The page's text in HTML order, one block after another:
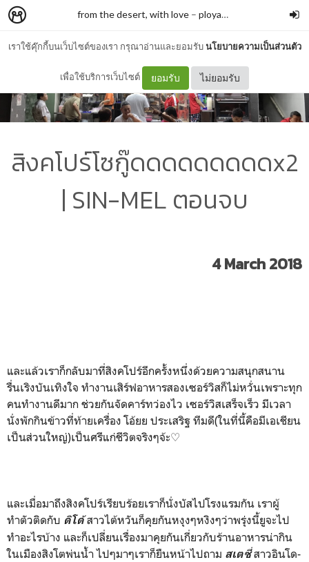
เราใช้คุ๊กกี้บนเว็บไซต์ของเรา กรุณาอ่านและยอมรับนโยบายความเป็นส่วนตัว
เพื่อใช้บริการเว็บไซต์ ยอมรับ ไม่ยอมรับ
from the desert, with love – ployapha.j
สิงคโปร์โซกู๊ดดดดดดดดดx2
| SIN-MEL ตอนจบ
4 March 2018
และแล้วเราก็กลับมาที่สิงคโปร์อีกครั้งหนึ่งด้วยความสนุกสนาน
รื่นเริงบันเทิงใจ ทำงานเสิร์ฟอาหารสองเซอร์วิสก็ไม่หวั่นเพราะทุก
คนทำงานดีมาก ช่วยกันจัดคาร์ทว่องไว เซอร์วิสเสร็จเร็ว มีเวลา
นั่งพักกินข้าวที่ท้ายเครื่อง โอ้ยย ประเสริฐ ทีมดี(ในที่นี้คือมีเอเชียน
เป็นส่วนใหญ่)เป็นศรีแก่ชีวิตจริงๆจ้ะ♡
และเมื่อมาถึงสิงคโปร์เรียบร้อยเราก็นั่งบัสไปโรงแรมกัน เราผู้
ทำตัวติดกับ ดิโด้สาวไต้หวันก็คุยกันหงุงๆหงิงๆว่าพรุ่งนี้ยูจะไป
ทำอะไรบ้าง และก็เปลี่ยนเรื่องมาคุยกันเกี่ยวกับร้านอาหารน่ากิน
ในเมืองสิงโตพ่นน้ำ ไปๆมาๆเราก็ยืนหน้าไปถาม สเตซี่สาวอินโด-